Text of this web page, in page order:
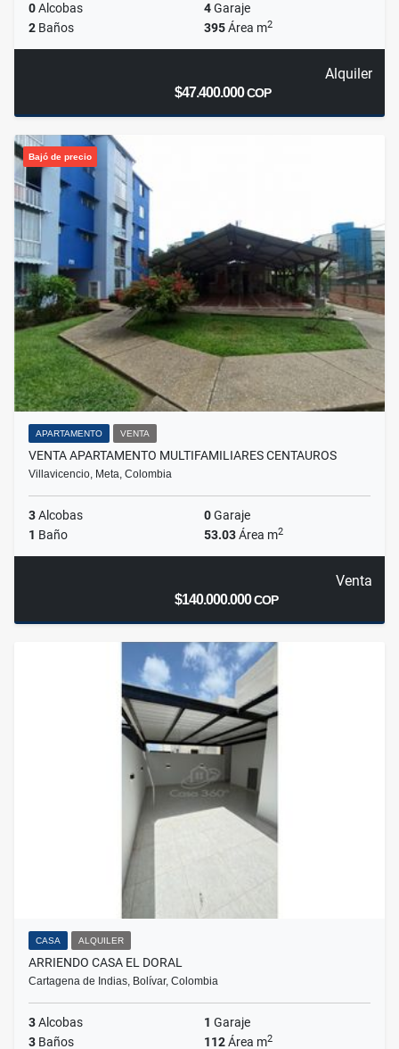
0Alcobas 4Garaje
2 Baños 395Área m2
Alquiler
$47.400.000COP
Bajó de precio
APARTAMENTO VENTA
VENTA APARTAMENTO MULTIFAMILIARES CENTAUROS
Villavicencio, Meta, Colombia
3Alcobas 0Garaje
1 Baño 53.03Área m2
Venta
$140.000.000COP
CASA ALQUILER
ARRIENDO CASA EL DORAL
Cartagena de Indias, Bolívar, Colombia
3Alcobas 1 Garaje
3 Baños 112Área m2